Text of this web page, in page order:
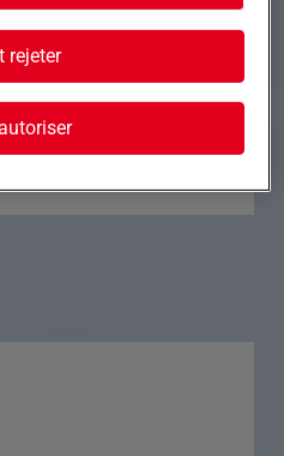
cette offre
rejeter